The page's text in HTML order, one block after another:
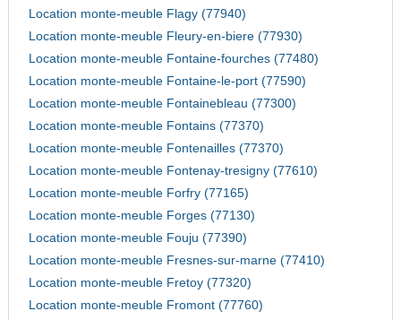
Location monte-meuble Flagy (77940)
Location monte-meuble Fleury-en-biere (77930)
Location monte-meuble Fontaine-fourches (77480)
Location monte-meuble Fontaine-le-port (77590)
Location monte-meuble Fontainebleau (77300)
Location monte-meuble Fontains (77370)
Location monte-meuble Fontenailles (77370)
Location monte-meuble Fontenay-tresigny (77610)
Location monte-meuble Forfry (77165)
Location monte-meuble Forges (77130)
Location monte-meuble Fouju (77390)
Location monte-meuble Fresnes-sur-marne (77410)
Location monte-meuble Fretoy (77320)
Location monte-meuble Fromont (77760)